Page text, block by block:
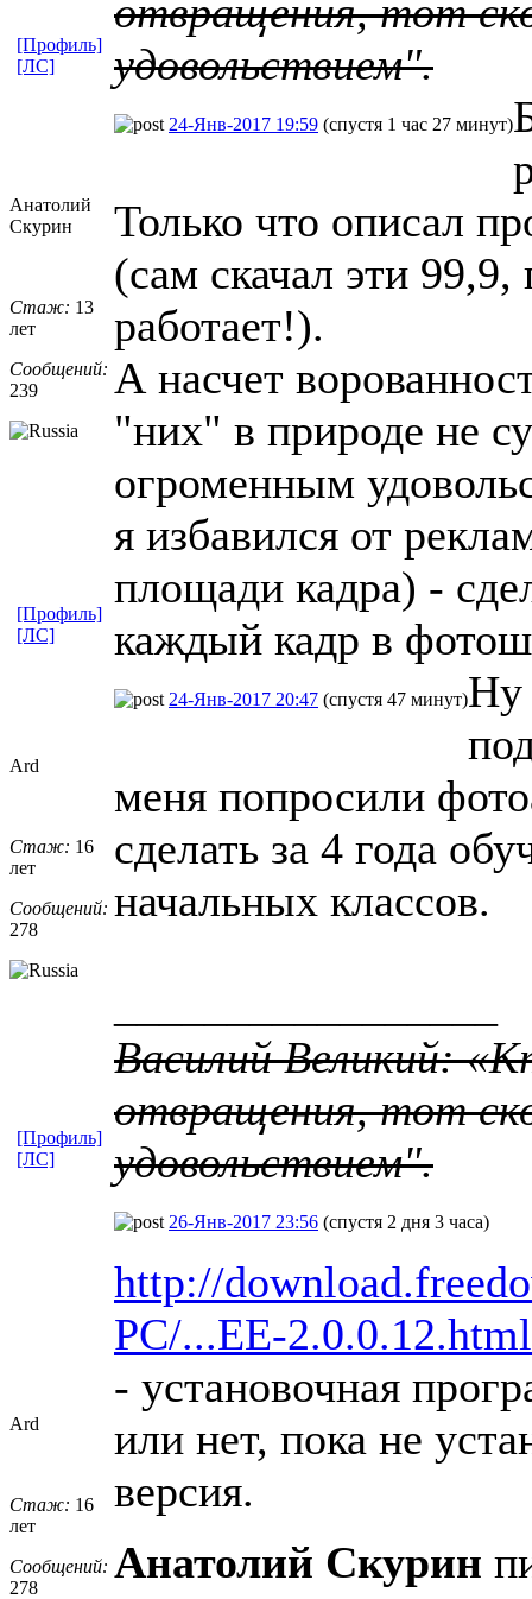
отвращения, тот
удовольствием".
[Профиль]
[ЛС]
Анатолий
Скурин
Стаж: 13
лет
Сообщений:
239
24-Янв-2017 19:59 (спустя 1 час 27 минут)
Только что описал
(сам скачал эти
работает!).
А насчет
"них" в природе не
огроменным
я избавился от
площади кадра) -
каждый кадр в
[Профиль]
[ЛС]
Ard
Стаж: 16
лет
Сообщений:
278
24-Янв-2017 20:47 (спустя 47 минут)Ну
меня попросили
сделать за 4 года
начальных классов.
Василий Великий:
отвращения, тот
удовольствием".
[Профиль]
[ЛС]
Ard
Стаж: 16
лет
Сообщений:
278
26-Янв-2017 23:56 (спустя 2 дня 3 часа)
http://
PC/...EE-2.0.0.12.html
- установочная
или нет, пока не
версия.
Анатолий Скурин